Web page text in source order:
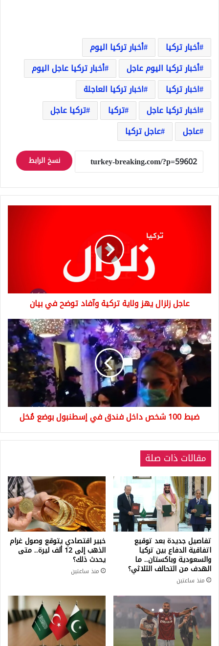
أخبار تركيا
أخبار تركيا اليوم
أخبار تركيا اليوم عاجل
أخبار تركيا عاجل اليوم
اخبار تركيا
اخبار تركيا العاجلة
اخبار تركيا عاجل
تركيا
تركيا عاجل
عاجل
عاجل تركيا
نسخ الرابط
بيان
عاجل زلزال يهز ولاية تركية وآفاد توضح في بيان
ضبط
100
شخص
داخل
في
إسطنبول
مُخل
ضبط 100 شخص داخل فندق في إسطنبول بوضع مُخل
مقالات ذات صلة
تفاصيل جديدة بعد توقيع
اتفاقية الدفاع بين تركيا
والسعودية وباكستان.. ما
الهدف من التحالف الثلاثي؟
منذ ساعتين
خبير اقتصادي يتوقع وصول غرام
الذهب إلى 12 ألف ليرة.. متى
يحدث ذلك؟
منذ ساعتين